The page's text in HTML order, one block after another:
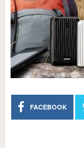
FACEBOOK